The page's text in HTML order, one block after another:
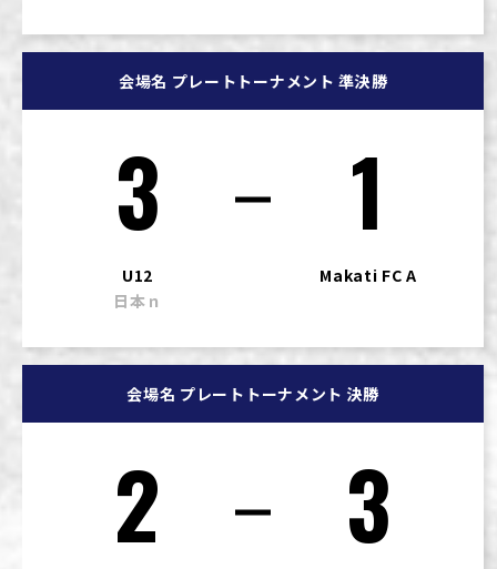
会場名 プレートトーナメント 準決勝
3
U12
日本ｎ
1
Makati FC A
会場名 プレートトーナメント 決勝
2 3